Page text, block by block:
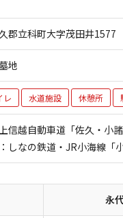
郡立科町大字茂田井1577
地
レ 水道施設 休憩所
信越自動車道「佐久・小
しなの鉄道・JR小海線「
永